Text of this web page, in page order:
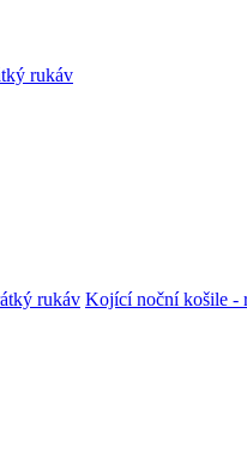
rukáv
rukáv Kojící noční košile -